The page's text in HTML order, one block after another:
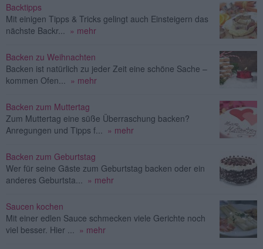
Backtipps
Mit einigen Tipps & Tricks gelingt auch Einsteigern das
nächste Backr...
» mehr
Backen zu Weihnachten
Backen ist natürlich zu jeder Zeit eine schöne Sache –
kommen Ofen...
» mehr
Backen zum Muttertag
Zum Muttertag eine süße Überraschung backen?
Anregungen und Tipps f...
» mehr
Backen zum Geburtstag
Wer für seine Gäste zum Geburtstag backen oder ein
anderes Geburtsta...
» mehr
Saucen kochen
Mit einer edlen Sauce schmecken viele Gerichte noch
viel besser. Hier ...
» mehr